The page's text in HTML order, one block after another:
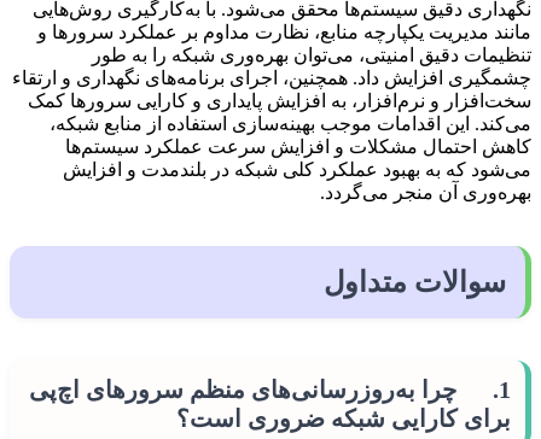
نگهداری دقیق سیستم‌ها محقق می‌شود. با به‌کارگیری روش‌هایی
مانند مدیریت یکپارچه منابع، نظارت مداوم بر عملکرد سرورها و
تنظیمات دقیق امنیتی، می‌توان بهره‌وری شبکه را به طور
چشمگیری افزایش داد. همچنین، اجرای برنامه‌های نگهداری و ارتقاء
سخت‌افزار و نرم‌افزار، به افزایش پایداری و کارایی سرورها کمک
می‌کند. این اقدامات موجب بهینه‌سازی استفاده از منابع شبکه،
کاهش احتمال مشکلات و افزایش سرعت عملکرد سیستم‌ها
می‌شود که به بهبود عملکرد کلی شبکه در بلندمدت و افزایش
بهره‌وری آن منجر می‌گردد.
سوالات متداول
1. چرا به‌روزرسانی‌های منظم سرورهای اچ‌پی
برای کارایی شبکه ضروری است؟